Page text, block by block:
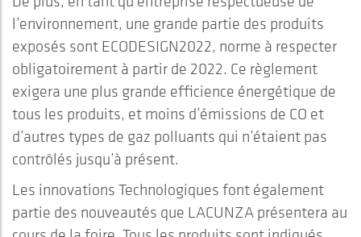
l’environnement, une grande partie des produits
exposés sont ECODESIGN2022, norme à respecter
obligatoirement à partir de 2022. Ce règlement
exigera une plus grande efficience énergétique de
tous les produits, et moins d’émissions de CO et
d’autres types de gaz polluants qui n’étaient pas
contrôlés jusqu’à présent.
Les innovations Technologiques font également
partie des nouveautés que LACUNZA présentera au